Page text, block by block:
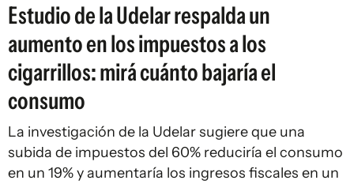
Estudio de la Udelar respalda un
aumento en los impuestos a los
cigarrillos: mirá cuánto bajaría el
consumo
La investigación de la Udelar sugiere que una
subida de impuestos del 60% reduciría el consumo
en un 19% y aumentaría los ingresos fiscales en un